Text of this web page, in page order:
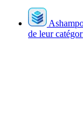
de leur